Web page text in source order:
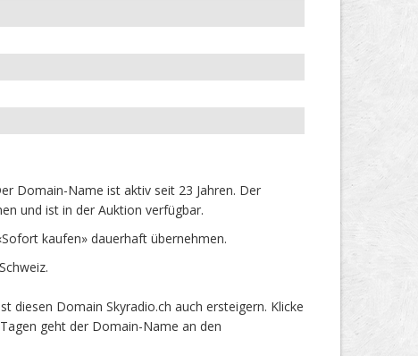
Domain-Name ist aktiv seit 23 Jahren. Der
und ist in der Auktion verfügbar.
kaufen» dauerhaft übernehmen.
diesen Domain Skyradio.ch auch ersteigern. Klicke
geht der Domain-Name an den